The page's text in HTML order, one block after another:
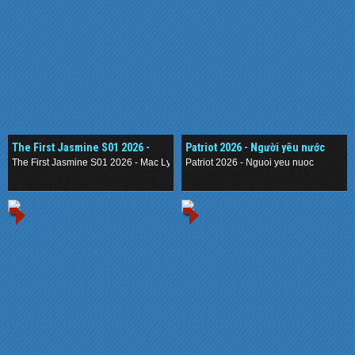
The First Jasmine S01 2026 -
Mạc Ly
The First Jasmine S01 2026 - Mac Ly
Patriot 2026 - Người yêu nước
Patriot 2026 - Nguoi yeu nuoc